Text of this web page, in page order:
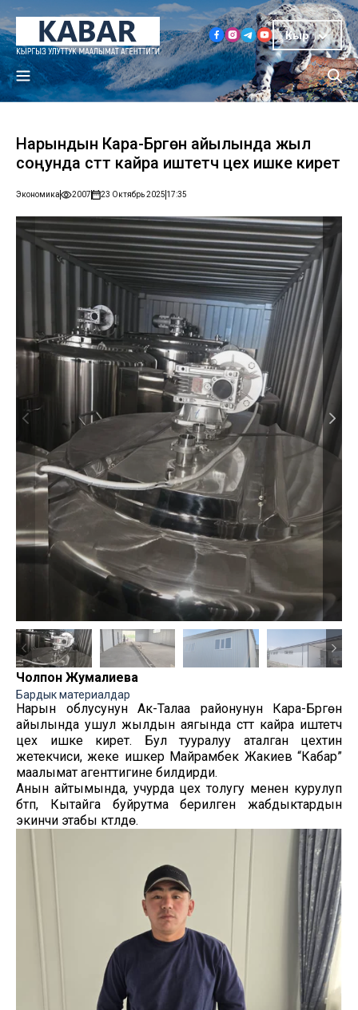
Кыр
Нарындын Кара-Бүргөн айылында жыл
соңунда сүттү кайра иштетүүчү цех ишке кирет
Экономика 2007 23 Октябрь 2025 17:35
Чолпон Жумалиева
Бардык материалдар
Нарын облусунун Ак-Талаа районунун Кара-Бүргөн
айылында ушул жылдын аягында сүттү кайра иштетүүчү
цех ишке кирет. Бул тууралуу аталган цехтин
жетекчиси, жеке ишкер Майрамбек Жакиев “Кабар”
маалымат агенттигине билдирди.
Анын айтымында, учурда цех толугу менен курулуп
бүтүп, Кытайга буйрутма берилген жабдыктардын
экинчи этабы күтүлүүдө.